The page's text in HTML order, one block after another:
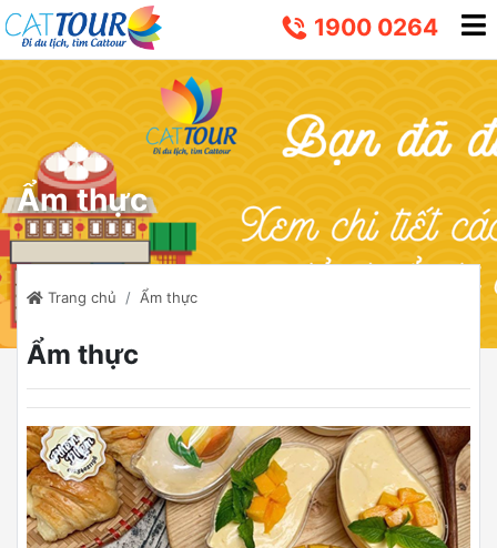
1900 0264
Ẩm thực
Trang chủ Ẩm thực
Ẩm thực